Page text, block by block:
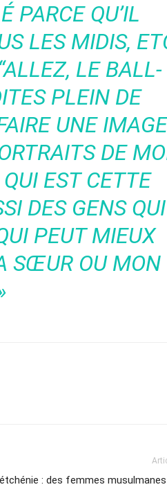
PARCE QU’IL
LES MIDIS,
LE BALL-
PLEIN DE
UNE IMAGE
DE
EST CETTE
DES GENS QUI
PEUT MIEUX
SŒUR OU MON
: des femmes